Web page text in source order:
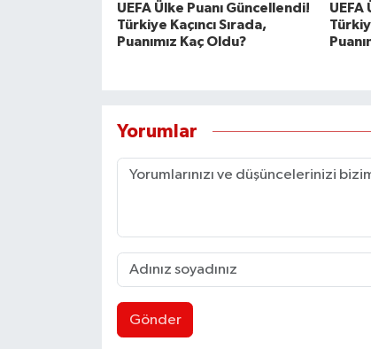
UEFA Ülke Puanı Güncellendi!
Türkiye Kaçıncı Sırada,
Puanımız Kaç Oldu?
UEFA
Yorumlar
Gönder